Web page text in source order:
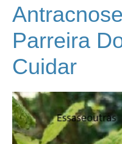
Parreira
Cuidar